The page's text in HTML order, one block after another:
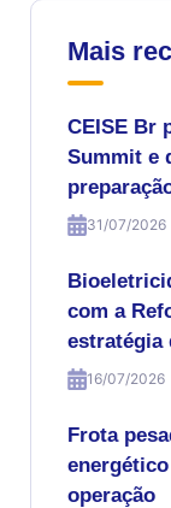
Mais
CEISE Br
Summit e
31/07/2026
com a
estratégia
16/07/2026
Frota
operação